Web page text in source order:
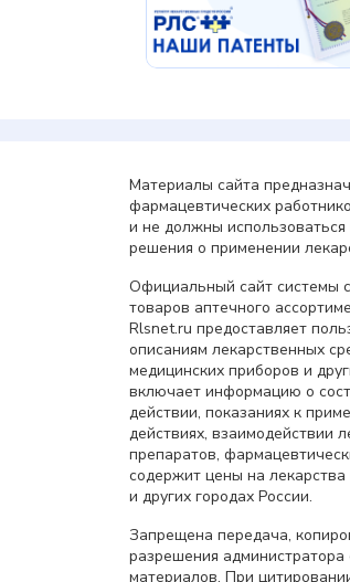
Материалы сайта
фармацевтических
и не должны использоваться
решения о применении
Официальный сайт системы
товаров аптечного
Rlsnet.ru предоставляет
описаниям лекарственных
медицинских приборов и
включает информацию о
действии, показаниях к
действиях, взаимодействии
препаратов,
содержит цены на
и других городах России.
Запрещена передача,
разрешения
материалов. При